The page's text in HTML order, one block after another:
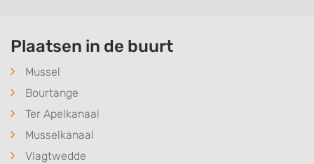
Plaatsen in de buurt
Mussel
Bourtange
Ter Apelkanaal
Musselkanaal
Vlagtwedde